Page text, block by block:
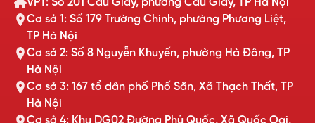
VPT: Số 201 Cầu Giấy, phường Cầu Giấy, TP Hà Nội
Cơ sở 1: Số 179 Trường Chinh, phường Phương Liệt,
TP Hà Nội
Cơ sở 2: Số 8 Nguyễn Khuyến, phường Hà Đông, TP
Hà Nội
Cơ sở 3: 167 tổ dân phố Phố Săn, Xã Thạch Thất, TP
Hà Nội